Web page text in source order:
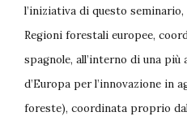
l’iniziativa di questo
Regioni forestali europee,
spagnole, all’interno di una
d’Europa per l’innovazione in
foreste), coordinata proprio